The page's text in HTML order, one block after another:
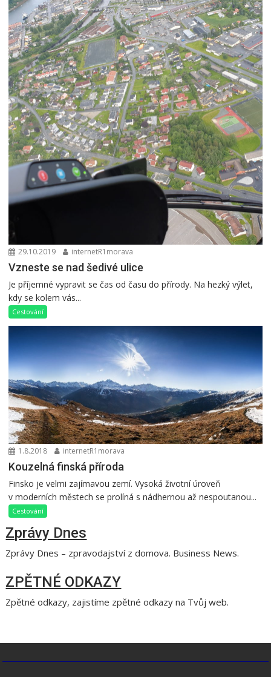
29.10.2019 internetR1morava
Vzneste se nad šedivé ulice
Je příjemné vypravit se čas od času do přírody. Na hezký výlet,
kdy se kolem vás...
Cestování
1.8.2018 internetR1morava
Kouzelná finská příroda
Finsko je velmi zajímavou zemí. Vysoká životní úroveň
v moderních městech se prolíná s nádhernou až nespoutanou...
Cestování
Zprávy Dnes
Zprávy Dnes – zpravodajství z domova. Business News.
ZPĚTNÉ ODKAZY
Zpětné odkazy, zajistíme zpětné odkazy na Tvůj web.